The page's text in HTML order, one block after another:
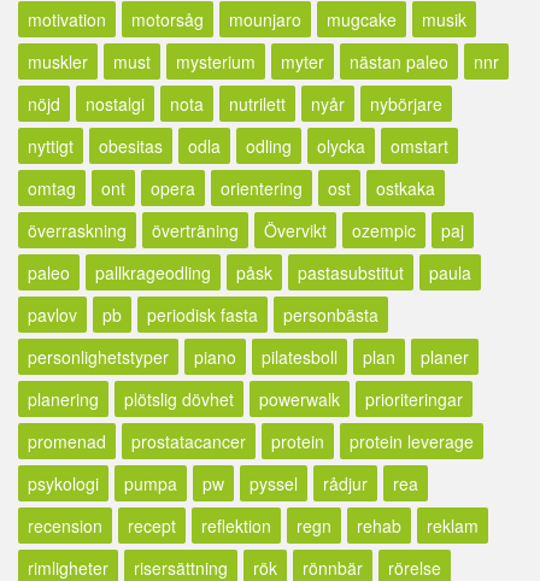
motivation
motorsåg mounjaro mugcake
musik
muskler
must mysterium myter nästan paleo
nnr
nöjd
nostalgi nota nutrilett nyår
nybörjare
nyttigt
obesitas odla odling olycka
omstart
omtag
ont opera orientering ost
ostkaka
överraskning
överträning Övervikt ozempic
paj
paleo
pallkrageodling påsk pastasubstitut
paula
pavlov
pb periodisk fasta
personbästa
personlighetstyper
piano pilatesboll plan
planer
planering
plötslig dövhet powerwalk
prioriteringar
promenad
prostatacancer protein
protein leverage
psykologi
pumpa pw pyssel rådjur
rea
recension
recept reflektion regn rehab
reklam
rimligheter
risersättning rök rönnbär
rörelse